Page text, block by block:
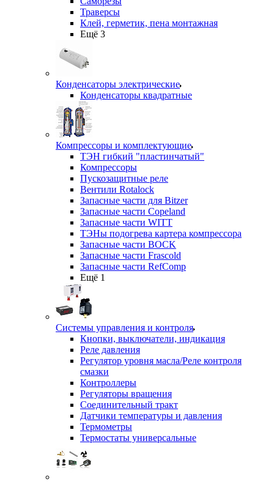
Траверсы
Клей, герметик, пена монтажная
Ещё 3
Конденсаторы электрические
Конденсаторы квадратные
Компрессоры и комплектующие
ТЭН гибкий "пластинчатый"
Компрессоры
Пускозащитные реле
Вентили Rotalock
Запасные части для Bitzer
Запасные части Copeland
Запасные части WITT
ТЭНы подогрева картера компрессора
Запасные части BOCK
Запасные части Frascold
Запасные части RefComp
Ещё 1
Системы управления и контроля
Кнопки, выключатели, индикация
Реле давления
Регулятор уровня масла/Реле контроля
смазки
Контроллеры
Регуляторы вращения
Соединительный тракт
Датчики температуры и давления
Термометры
Термостаты универсальные